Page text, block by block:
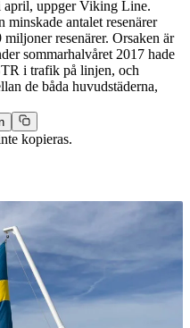
april, uppger Viking Line.
antalet resenärer
resenärer. Orsaken är
sommarhalvåret 2017 hade
i trafik på linjen, och
de båda huvudstäderna,
kopieras.